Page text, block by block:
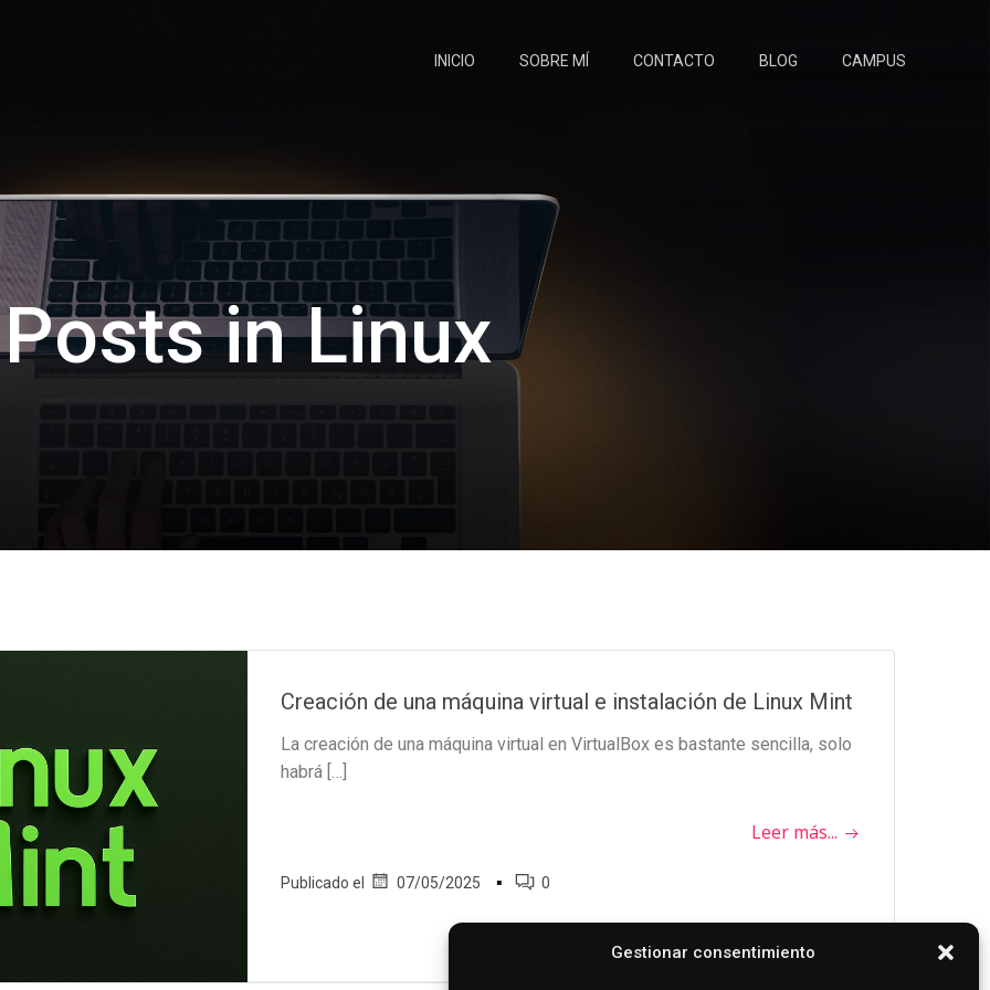
Gestionar consentimiento
INICIO SOBRE MÍ CONTACTO BLOG CAMPUS
Posts in Linux
Creación de una máquina virtual e instalación de Linux Mint
La creación de una máquina virtual en VirtualBox es bastante sencilla, solo
habrá […]
Leer más...
Publicado el 07/05/2025 ▪ 0